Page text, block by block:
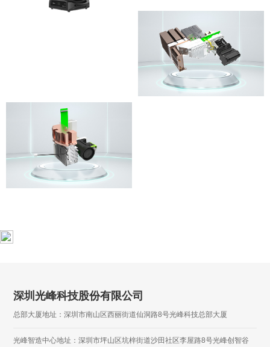
深圳光峰科技股份有限公司
总部大厦地址：深圳市南山区西丽街道仙洞路8号光峰科技总部大厦
光峰智造中心地址：深圳市坪山区坑梓街道沙田社区李屋路8号光峰创智谷